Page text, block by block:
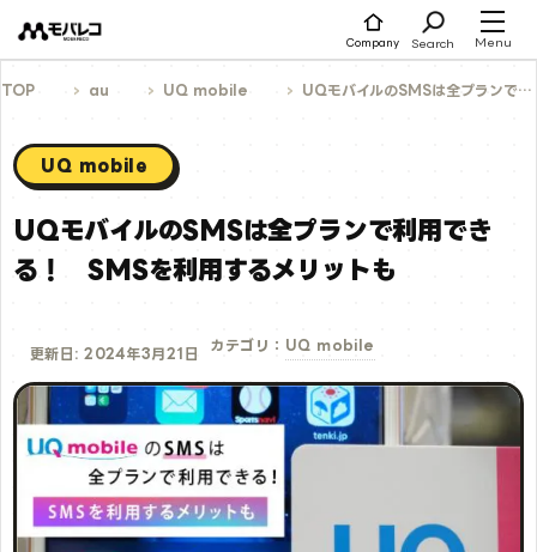
ツ
ス
Company Search Menu
TOP au UQ mobile UQモバイルのSMSは全プランで利用できる！ SMSを利用するメリットも
UQ mobile
UQモバイルのSMSは全プランで利用でき
る！ SMSを利用するメリットも
更新日: 2024年3月21日
カテゴリ： UQ mobile